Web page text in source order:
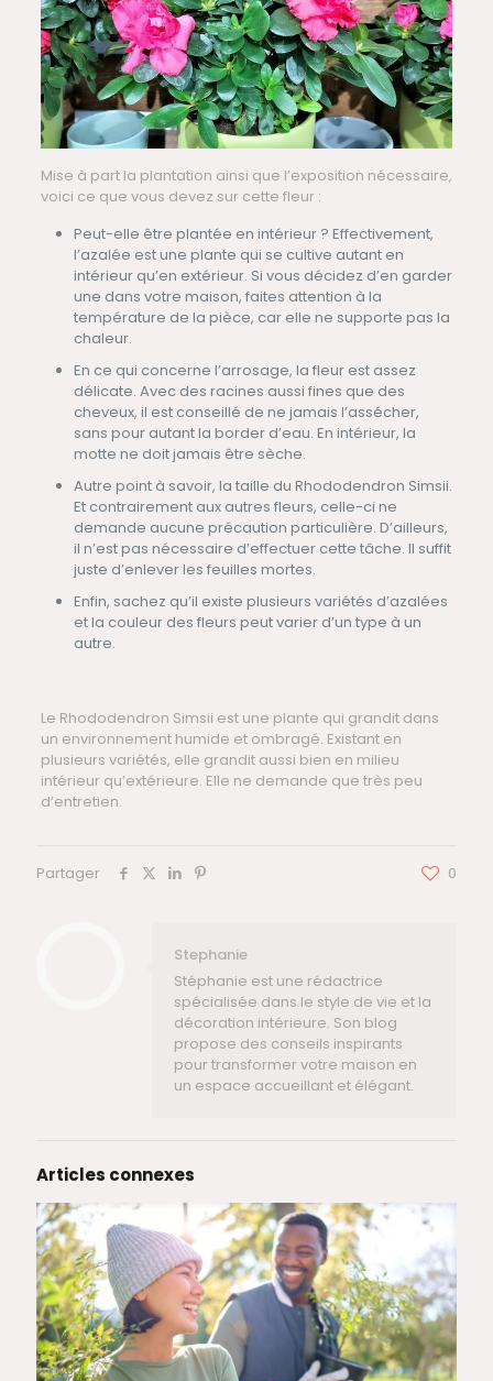
Mise à part la plantation ainsi que l’exposition nécessaire,
voici ce que vous devez sur cette fleur :
Peut-elle être plantée en intérieur ? Effectivement,
l’azalée est une plante qui se cultive autant en
intérieur qu’en extérieur. Si vous décidez d’en garder
une dans votre maison, faites attention à la
température de la pièce, car elle ne supporte pas la
chaleur.
En ce qui concerne l’arrosage, la fleur est assez
délicate. Avec des racines aussi fines que des
cheveux, il est conseillé de ne jamais l’assécher,
sans pour autant la border d’eau. En intérieur, la
motte ne doit jamais être sèche.
Autre point à savoir, la taille du Rhododendron Simsii.
Et contrairement aux autres fleurs, celle-ci ne
demande aucune précaution particulière. D’ailleurs,
il n’est pas nécessaire d’effectuer cette tâche. Il suffit
juste d’enlever les feuilles mortes.
Enfin, sachez qu’il existe plusieurs variétés d’azalées
et la couleur des fleurs peut varier d’un type à un
autre.
Le Rhododendron Simsii est une plante qui grandit dans
un environnement humide et ombragé. Existant en
plusieurs variétés, elle grandit aussi bien en milieu
intérieur qu’extérieure. Elle ne demande que très peu
d’entretien.
Partager 0
Stephanie
Stéphanie est une rédactrice
spécialisée dans le style de vie et la
décoration intérieure. Son blog
propose des conseils inspirants
pour transformer votre maison en
un espace accueillant et élégant.
Articles connexes